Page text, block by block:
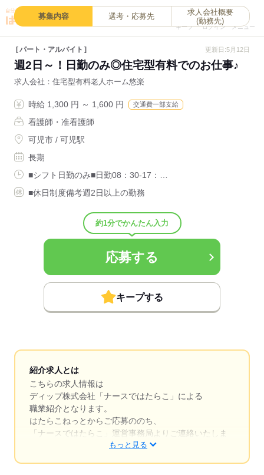
キープ
0
ログイン メニュー
募集内容 選考・応募先
求人会社概要
(勤務先)
パート・アルバイト 更新日:5月12日
週2日～！日勤のみ◎住宅型有料でのお仕事♪
求人会社 住宅型有料老人ホーム悠楽
時給 1,300 円 ～ 1,600 円 交通費一部支給
看護師・准看護師
可児市 / 可児駅
長期
■シフト日勤のみ■日勤08：30-17：…
■休日制度備考週2日以上の勤務
約1分でかんたん入力
応募する
キープする
紹介求人とは
こちらの求人情報は
ディップ株式会社「ナースではたらこ」による
職業紹介となります。
はたらこねっとからご応募ののち、
「ナースではたらこ」運営事務局よりご連絡いたしま
もっと見る